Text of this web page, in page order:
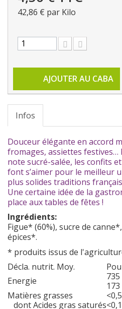
42,86 € par Kilo
AJOUTER AU CABA
Infos
Douceur élégante en accord
fromages, assiettes
note sucré-salée, les confits
font s’aimer pour le meilleur
plus solides traditions
Une certaine idée de la
place aux tables de fêtes !
Ingrédients:
Figue* (60%), sucre de
épices*.
* produits issus de
Décla. nutrit. Moy.
Energie
735
173
Matières grasses
<0,5
dont Acides gras saturés<0,1